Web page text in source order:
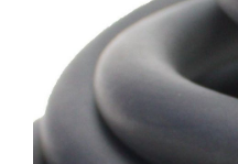
Contact
Rubbersoorten